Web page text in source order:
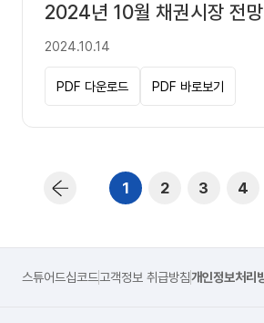
2024년 10월 채권시장 전망
2024.10.14
PDF 다운로드 PDF 바로보기
1 2 3 4
스튜어드십코드고객정보 취급방침개인정보처리